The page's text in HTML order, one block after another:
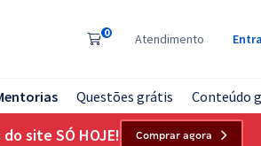
0 Atendimento
Questões grátis Conteúdo
site SÓ HOJE! Comprar agora